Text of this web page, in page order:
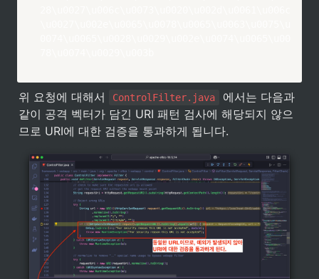
위 요청에 대해서 ControlFilter.java
에서는 다음과
같이 공격 벡터가 담긴 URI 패턴 검사에 해당되지 않으
므로 URI에 대한 검증을 통과하게 됩니다.